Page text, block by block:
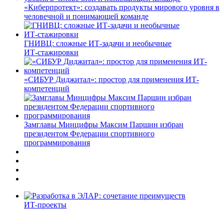
«Киберпротект»: создавать продукты мирового уровня в
человечной и понимающей команде
ГНИВЦ: сложные ИТ‑задачи и необычные
ИТ‑стажировки
«СИБУР Диджитал»: простор для применения ИТ-
компетенций
Замглавы Минцифры Максим Паршин избран
президентом Федерации спортивного
программирования
ИТ-проекты